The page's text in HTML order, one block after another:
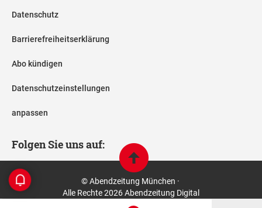
Datenschutz
Barrierefreiheitserklärung
Abo kündigen
Datenschutzeinstellungen
anpassen
Folgen Sie uns auf:
© Abendzeitung München ·
Alle Rechte 2026 Abendzeitung Digital